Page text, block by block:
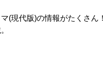
(現代版)の情報がたくさん